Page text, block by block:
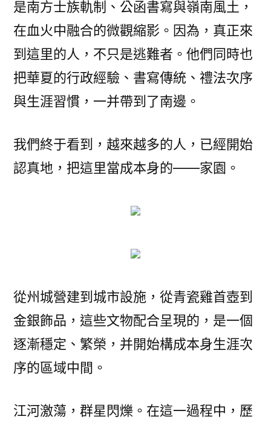
是南方士族軌制、公函書寫與嶺南風土，
在血火中融合的微觀縮影。因為，真正來
到這里的人，不只是逃難者。他們同時也
把華夏的行政經驗、書寫傳統、禮法次序
與生涯習慣，一并帶到了南邊。
我們終于看到，越來越多的人，已經開始
認真地，把這里當成本身的——家園。
從州城營建到城市設施，從青瓷雞首壺到
金銀飾品，這些文物配合呈現的，是一個
逐漸穩定、繁榮，并開始構成本身生涯次
序的區域中間。
江河激蕩，群星閃爍。在這一過程中，歷